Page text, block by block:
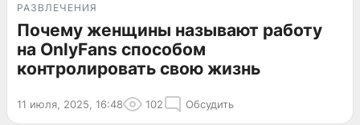
РАЗВЛЕЧЕНИЯ
Почему женщины называют работу
на OnlyFans способом
контролировать свою жизнь
11 июля, 2025, 16:48 102 Обсудить